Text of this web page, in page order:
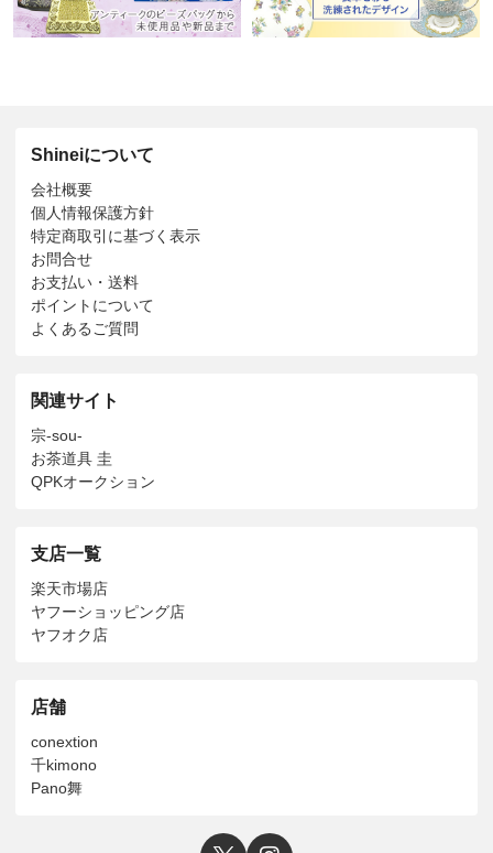
Shineiについて
会社概要
個人情報保護方針
特定商取引に基づく表示
お問合せ
お支払い・送料
ポイントについて
よくあるご質問
関連サイト
宗-sou-
お茶道具 圭
QPKオークション
支店一覧
楽天市場店
ヤフーショッピング店
ヤフオク店
店舗
conextion
千kimono
Pano舞